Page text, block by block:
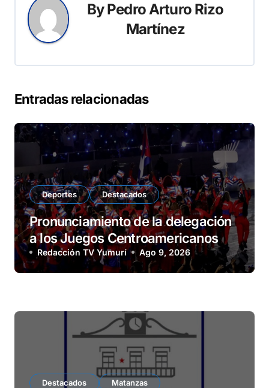
ByPedro Arturo Rizo
Martínez
Entradas relacionadas
Deportes Destacados
Pronunciamiento de la delegación
a los Juegos Centroamericanos
Redacción TV Yumurí Ago 9, 2026
Destacados Matanzas